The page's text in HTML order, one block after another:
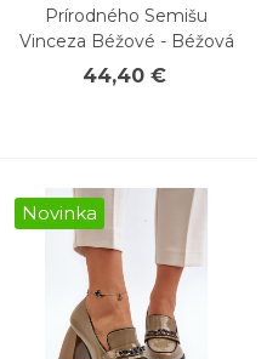
Prírodného Semišu
Vinceza Béžové - Béžová
44,40 €
Novinka